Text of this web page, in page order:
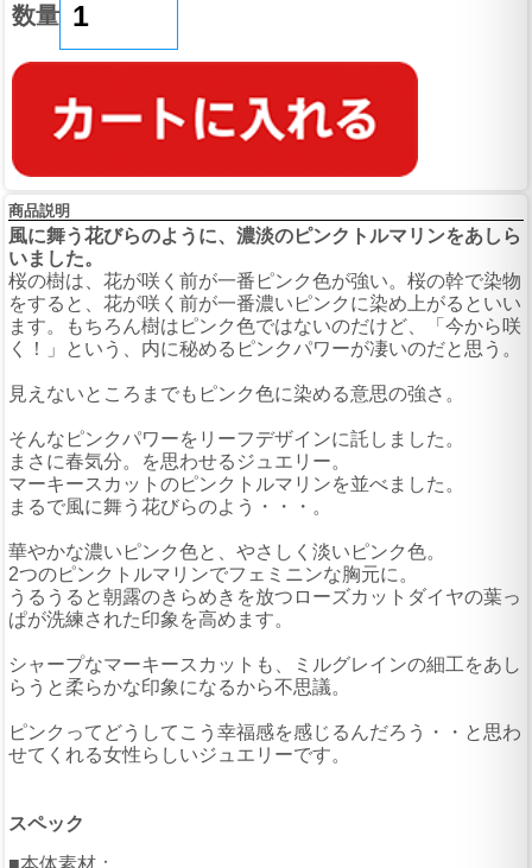
数量
商品説明
風に舞う花びらのように、濃淡のピンクトルマリンをあしら
いました。
桜の樹は、花が咲く前が一番ピンク色が強い。桜の幹で染物
をすると、花が咲く前が一番濃いピンクに染め上がるといい
ます。もちろん樹はピンク色ではないのだけど、「今から咲
く！」という、内に秘めるピンクパワーが凄いのだと思う。
見えないところまでもピンク色に染める意思の強さ。
そんなピンクパワーをリーフデザインに託しました。
まさに春気分。を思わせるジュエリー。
マーキースカットのピンクトルマリンを並べました。
まるで風に舞う花びらのよう・・・。
華やかな濃いピンク色と、やさしく淡いピンク色。
2つのピンクトルマリンでフェミニンな胸元に。
うるうると朝露のきらめきを放つローズカットダイヤの葉っ
ぱが洗練された印象を高めます。
シャープなマーキースカットも、ミルグレインの細工をあし
らうと柔らかな印象になるから不思議。
ピンクってどうしてこう幸福感を感じるんだろう・・と思わ
せてくれる女性らしいジュエリーです。
スペック
■本体素材：